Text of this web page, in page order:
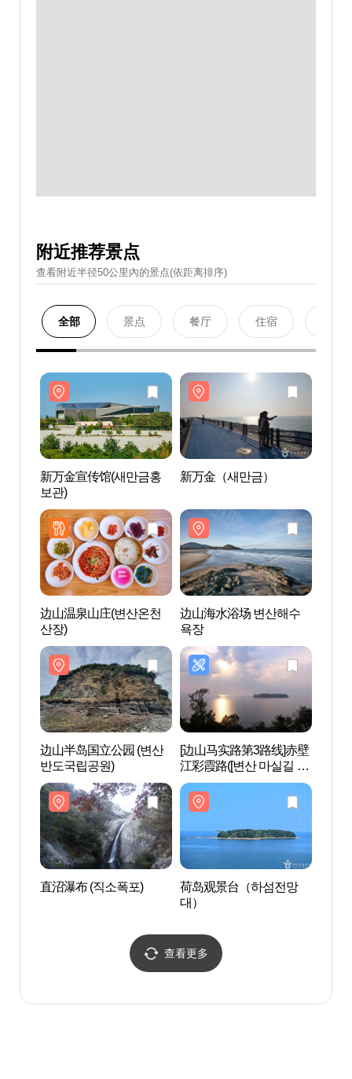
附近推荐景点
查看附近半径50公里內的景点(依距离排序)
全部 景点 餐厅 住宿
新万金宣传馆(새만금홍
보관)
新万金（새만금）
边山温泉山庄(변산온천
산장)
边山海水浴场 변산해수
욕장
边山半岛国立公园 (변산
반도국립공원)
[边山马实路第3路线]赤壁
江彩霞路([변산 마실길 3
코스] 적벽강 노을길)
直沼瀑布 (직소폭포)
荷岛观景台（하섬전망
대）
查看更多